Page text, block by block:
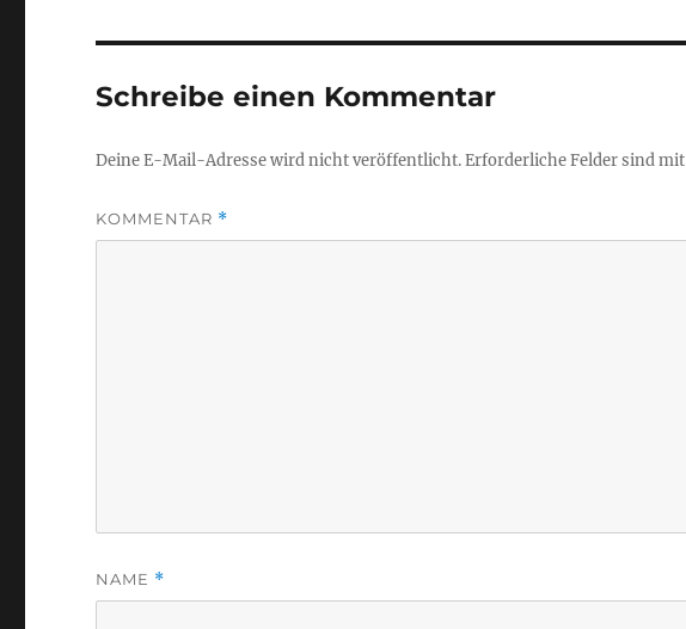
Schreibe einen Kommentar
Deine E-Mail-Adresse wird nicht veröffentlicht.Erforderliche Felder sind mit
KOMMENTAR *
NAME *